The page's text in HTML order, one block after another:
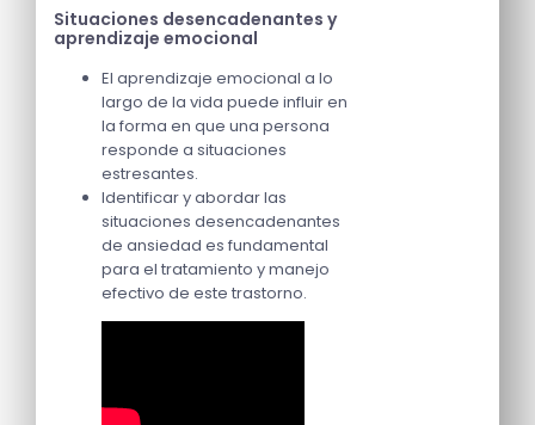
Situaciones desencadenantes y
aprendizaje emocional
El aprendizaje emocional a lo
largo de la vida puede influir en
la forma en que una persona
responde a situaciones
estresantes.
Identificar y abordar las
situaciones desencadenantes
de ansiedad es fundamental
para el tratamiento y manejo
efectivo de este trastorno.